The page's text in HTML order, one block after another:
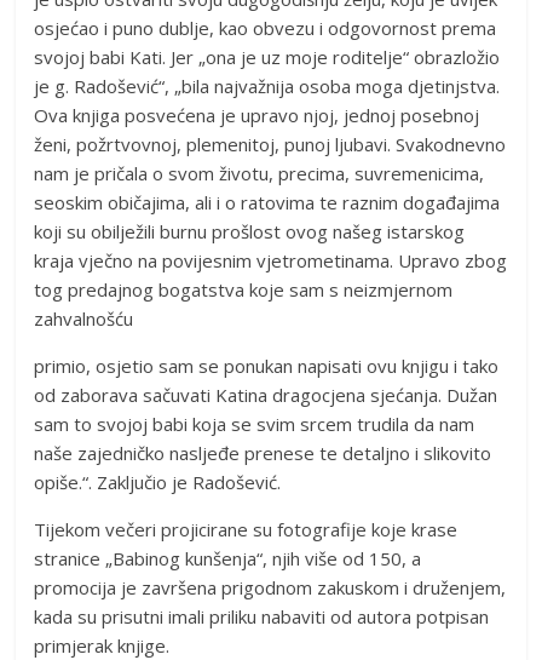
osjećao i puno dublje, kao obvezu i odgovornost prema
svojoj babi Kati. Jer „ona je uz moje roditelje“ obrazložio
je g. Radošević“, „bila najvažnija osoba moga djetinjstva.
Ova knjiga posvećena je upravo njoj, jednoj posebnoj
ženi, požrtvovnoj, plemenitoj, punoj ljubavi. Svakodnevno
nam je pričala o svom životu, precima, suvremenicima,
seoskim običajima, ali i o ratovima te raznim događajima
koji su obilježili burnu prošlost ovog našeg istarskog
kraja vječno na povijesnim vjetrometinama. Upravo zbog
tog predajnog bogatstva koje sam s neizmjernom
zahvalnošću
primio, osjetio sam se ponukan napisati ovu knjigu i tako
od zaborava sačuvati Katina dragocjena sjećanja. Dužan
sam to svojoj babi koja se svim srcem trudila da nam
naše zajedničko nasljeđe prenese te detaljno i slikovito
opiše.“. Zaključio je Radošević.
Tijekom večeri projicirane su fotografije koje krase
stranice „Babinog kunšenja“, njih više od 150, a
promocija je završena prigodnom zakuskom i druženjem,
kada su prisutni imali priliku nabaviti od autora potpisan
primjerak knjige.